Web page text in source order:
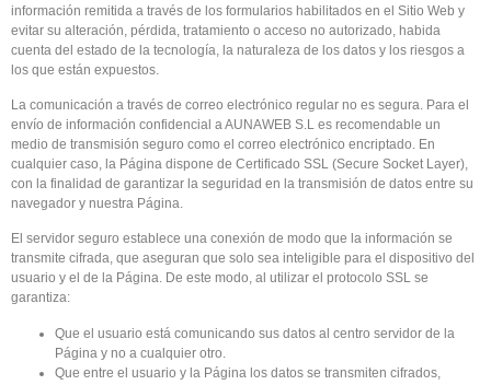
información remitida a través de los formularios habilitados en el Sitio Web y
evitar su alteración, pérdida, tratamiento o acceso no autorizado, habida
cuenta del estado de la tecnología, la naturaleza de los datos y los riesgos a
los que están expuestos.
La comunicación a través de correo electrónico regular no es segura. Para el
envío de información confidencial a AUNAWEB S.L es recomendable un
medio de transmisión seguro como el correo electrónico encriptado. En
cualquier caso, la Página dispone de Certificado SSL (Secure Socket Layer),
con la finalidad de garantizar la seguridad en la transmisión de datos entre su
navegador y nuestra Página.
El servidor seguro establece una conexión de modo que la información se
transmite cifrada, que aseguran que solo sea inteligible para el dispositivo del
usuario y el de la Página. De este modo, al utilizar el protocolo SSL se
garantiza:
Que el usuario está comunicando sus datos al centro servidor de la
Página y no a cualquier otro.
Que entre el usuario y la Página los datos se transmiten cifrados,